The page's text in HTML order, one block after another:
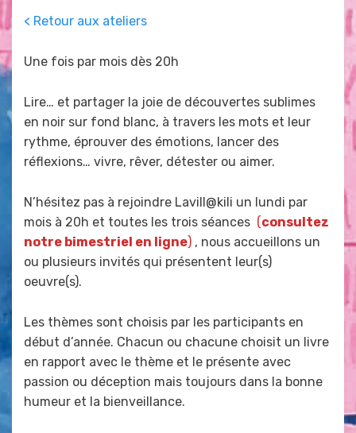
< Retour aux ateliers
Une fois par mois dès 20h
Lire… et partager la joie de découvertes sublimes
en noir sur fond blanc, à travers les mots et leur
rythme, éprouver des émotions, lancer des
réflexions… vivre, rêver, détester ou aimer.
N’hésitez pas à rejoindre Lavill@kili un lundi par
mois à 20h et toutes les trois séances (consultez
notre bimestriel en ligne) , nous accueillons un
ou plusieurs invités qui présentent leur(s)
oeuvre(s).
Les thèmes sont choisis par les participants en
début d’année. Chacun ou chacune choisit un livre
en rapport avec le thème et le présente avec
passion ou déception mais toujours dans la bonne
humeur et la bienveillance.